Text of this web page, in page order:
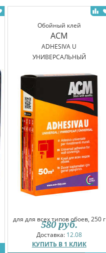
Обойный клей
ACM
ADHESIVA U
УНИВЕРСАЛЬНЫЙ
для для всех типов обоев, 250 г
Доставка: 12.08
КУПИТЬ В 1 КЛИК
580 руб.